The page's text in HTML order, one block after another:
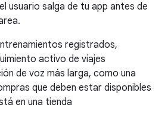
usuario salga de tu app antes de
registrados,
activo de viajes
de voz más larga, como una
que deben estar disponibles
en una tienda